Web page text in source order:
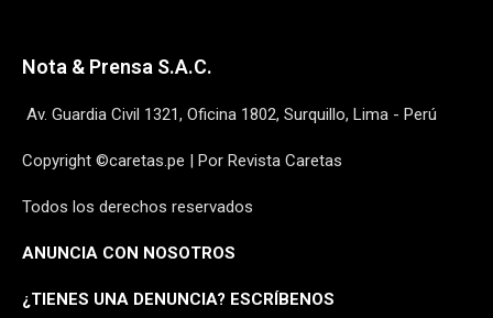
Nota & Prensa S.A.C.
Av. Guardia Civil 1321, Oficina 1802, Surquillo, Lima - Perú
Copyright ©caretas.pe | Por Revista Caretas
Todos los derechos reservados
ANUNCIA CON NOSOTROS
¿TIENES UNA DENUNCIA? ESCRÍBENOS